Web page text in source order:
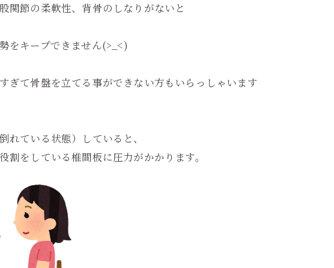
関節の柔軟性、背骨のしなりがないと
をキープできません(>_<)
ぎて骨盤を立てる事ができない方もいらっしゃいます
れている状態）していると、
割をしている椎間板に圧力がかかります。